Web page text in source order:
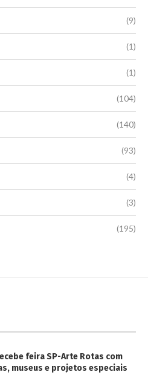
(9)
(1)
(1)
(104)
(140)
(93)
(4)
(3)
(195)
feira SP-Arte Rotas com
museus e projetos especiais